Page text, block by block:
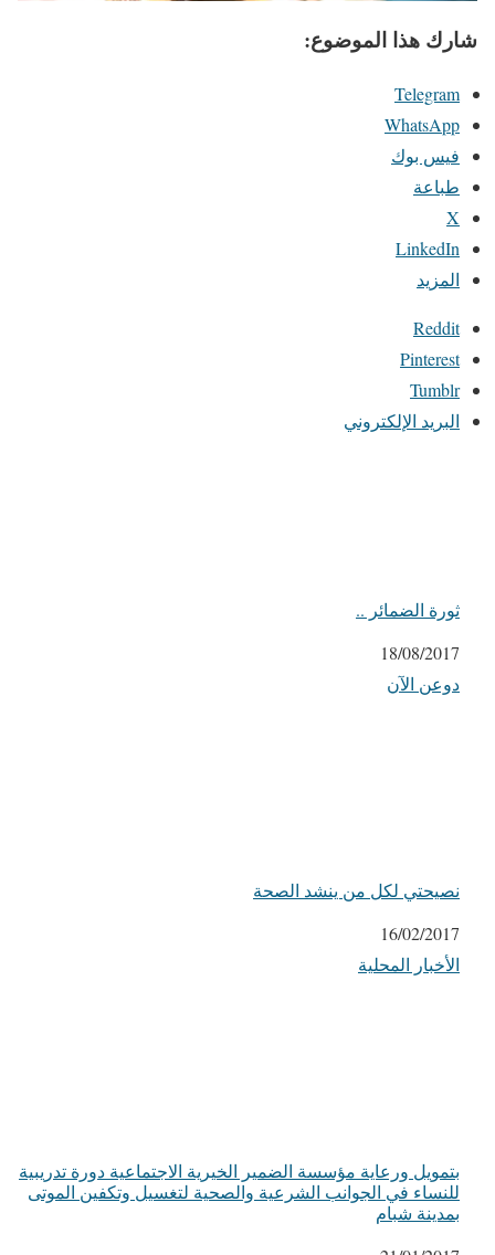
شارك هذا الموضوع:
Telegram
WhatsApp
فيس بوك
طباعة
X
LinkedIn
المزيد
Reddit
Pinterest
Tumblr
البريد الإلكتروني
ثورة الضمائر ..
التاريخ
18/08/2017
في ما يتعلق بما يأتي
دوعن الآن
نصيحتي لكل من ينشد الصحة
التاريخ
16/02/2017
في ما يتعلق بما يأتي
الأخبار المحلية
بتمويل ورعاية مؤسسة الضمير الخيرية الاجتماعية دورة تدريبية
للنساء في الجوانب الشرعية والصحية لتغسيل وتكفين الموتى
بمدينة شبام